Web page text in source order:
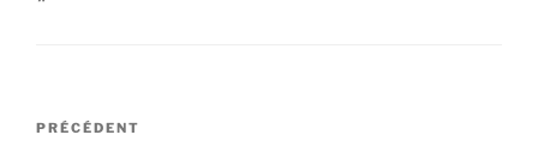
Navigation
Article
PRÉCÉDENT